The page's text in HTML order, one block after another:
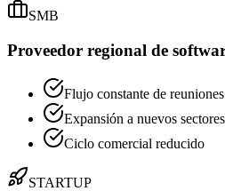
SMB
Proveedor regional de
Flujo constante de reuniones
Expansión a nuevos sectores
Ciclo comercial reducido
STARTUP